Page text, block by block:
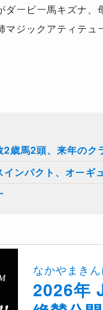
ービー馬キズナ
マジックアティテ
歳馬2頭、来年のク
ンパクト、オーギ
なかやまき
2026年